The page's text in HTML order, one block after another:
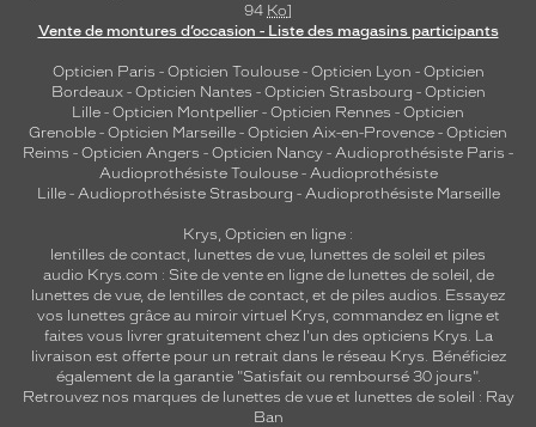
94 Ko]
Vente de montures d’occasion - Liste des magasins participants
Opticien Paris - Opticien Toulouse- Opticien Lyon - Opticien
Bordeaux- Opticien Nantes - Opticien Strasbourg - Opticien
Lille - Opticien Montpellier - Opticien Rennes - Opticien
Grenoble - Opticien Marseille - Opticien Aix-en-Provence - Opticien
Reims - Opticien Angers - Opticien Nancy - Audioprothésiste Paris -
Audioprothésiste Toulouse- Audioprothésiste
Lille- Audioprothésiste Strasbourg - Audioprothésiste Marseille
Krys, Opticien en ligne :
lentilles de contact, lunettes de vue, lunettes de soleil et piles
audio Krys.com : Site de vente en ligne de lunettes de soleil, de
lunettes de vue, de lentilles de contact, et de piles audios. Essayez
vos lunettes grâce au miroir virtuel Krys, commandez en ligne et
faites vous livrer gratuitement chez l'un des opticiens Krys. La
livraison est offerte pour un retrait dans le réseau Krys. Bénéficiez
également de la garantie "Satisfait ou remboursé 30 jours".
Retrouvez nos marques de lunettes de vue et lunettes de soleil : Ray
Ban